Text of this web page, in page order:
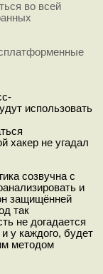
во всей
использовать
хакер не угадал
созвучна с
и
защищённей
так
не догадается
у каждого, будет
методом